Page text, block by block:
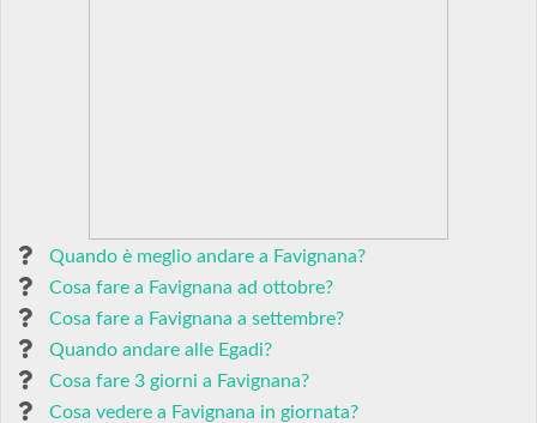
Quando è meglio andare a Favignana?
Cosa fare a Favignana ad ottobre?
Cosa fare a Favignana a settembre?
Quando andare alle Egadi?
Cosa fare 3 giorni a Favignana?
Cosa vedere a Favignana in giornata?